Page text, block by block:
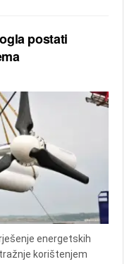
postati
energetskih
korištenjem